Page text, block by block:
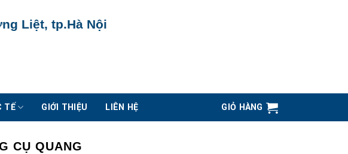
Liệt, tp.Hà Nội
TẾ GIỚI THIỆU LIÊN HỆ GIỎ HÀNG
CỤ QUANG